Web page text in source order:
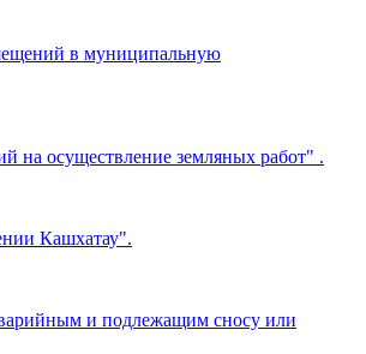
в муниципальную
на осуществление земляных работ" .
Кашхатау".
и подлежащим сносу или